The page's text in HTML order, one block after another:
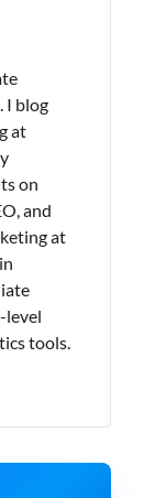
I blog
at
on
and
at
level
tools.